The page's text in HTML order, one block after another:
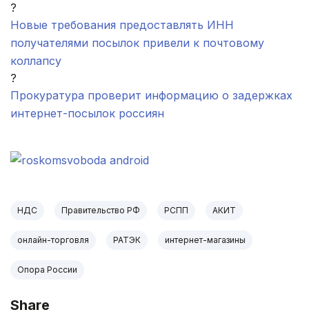
?
Новые требования предоставлять ИНН
получателями посылок привели к почтовому
коллапсу
?
Прокуратура проверит информацию о задержках
интернет-посылок россиян
НДС Правительство РФ РСПП АКИТ
онлайн-торговля РАТЭК интернет-магазины
Опора России
Share